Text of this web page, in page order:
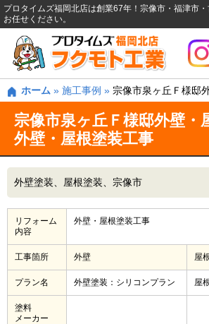
プロタイムズ福岡北店は創業67年！宗像市・福津市
お任せください。
ホーム » 施工事例 » 宗像市泉ヶ丘Ｆ様邸
宗像市泉ヶ丘Ｆ様邸外壁・
外壁・屋根塗装工事
外壁塗装 屋根塗装 宗像市
リフォーム
内容
外壁・屋根塗装工事
工事箇所 外壁 屋
プラン名 外壁塗装：シリコンプラン 屋
塗料
メーカー